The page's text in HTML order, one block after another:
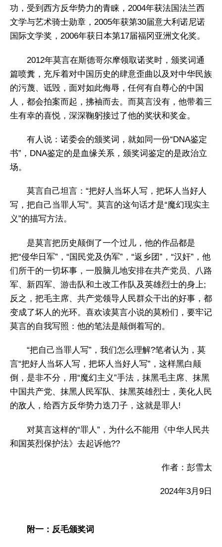
功，受到西方反华势力的青睐，2004年获法国法兰西
文学与艺术骑士勋章，2005年获第30届意大利诺尼诺
国际文学奖，2006年获日本第17届福冈亚洲文化奖。
2012年莫言在斯德哥尔摩领取诺奖时，颁奖词通
篇喷糞，充斥着对中国历史的肆意歪曲以及对中华民族
的污蔑、诋毁，面对如此侮辱，任何有自尊心的中国
人，都会拍案而起，拂袖而去。而莫言没有，他带着三
生有幸的喜悦，深深鞠躬接过了他的奖状和奖金。
有人说：诺委会的颁奖词，就如同一份“DNA鉴定
书”，DNA鉴定的是血缘关系，颁奖词鉴定的是政治立
场。
莫言自己坦言：“把好人当坏人写，把坏人当好人
写，把自己当罪人写”。莫言的这句话才是“魔幻现实主
义”的描写方法。
是莫言把历史颠倒了一个过儿，他的作品都是
把“侵华日军”，“国民党及伪军”，“返乡团”，“汉奸”，他
们所干的一切坏事，一股脑儿地安排在共产党员、八路
军、新四军、游击队和土改工作队及英雄烈士的身上;
反之，把毛主席、共产党领导人民群众干出的好事，都
变成了坏人的光环。喜欢读莫言小说的莫粉们，要牢记
莫言的自我写照：他的笔法是颠倒着写的。
“把自己当罪人写”，我们怎么理解?笔者认为，莫
言“把好人当坏人写，把坏人当好人写”，这样黑白颠
倒，是非不分，用“魔幻主义”手法，抹黑毛主席、抹黑
中国共产党、抹黑人民军队、抹黑英雄烈士，美化人民
的敌人，给西方反华势力迭刀子，这就是罪人!
对莫言这样的“罪人”，为什么不能用《中华人民共
和国英烈保护法》去起诉他??
作者：彭雪太
2024年3月9日
附一：反毛颁奖词